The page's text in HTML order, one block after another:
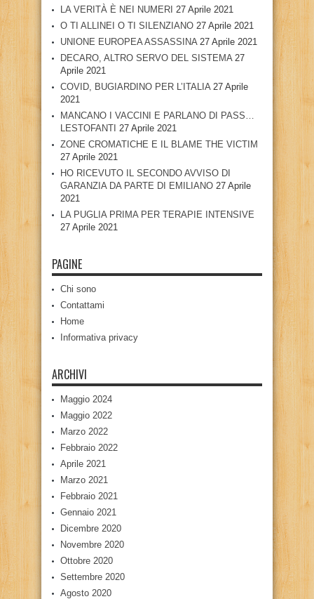
LA VERITÀ È NEI NUMERI 27 Aprile 2021
O TI ALLINEI O TI SILENZIANO 27 Aprile 2021
UNIONE EUROPEA ASSASSINA 27 Aprile 2021
DECARO, ALTRO SERVO DEL SISTEMA 27
Aprile 2021
COVID, BUGIARDINO PER L’ITALIA 27 Aprile
2021
MANCANO I VACCINI E PARLANO DI PASS…
LESTOFANTI 27 Aprile 2021
ZONE CROMATICHE E IL BLAME THE VICTIM
27 Aprile 2021
HO RICEVUTO IL SECONDO AVVISO DI
GARANZIA DA PARTE DI EMILIANO 27 Aprile
2021
LA PUGLIA PRIMA PER TERAPIE INTENSIVE
27 Aprile 2021
PAGINE
Chi sono
Contattami
Home
Informativa privacy
ARCHIVI
Maggio 2024
Maggio 2022
Marzo 2022
Febbraio 2022
Aprile 2021
Marzo 2021
Febbraio 2021
Gennaio 2021
Dicembre 2020
Novembre 2020
Ottobre 2020
Settembre 2020
Agosto 2020